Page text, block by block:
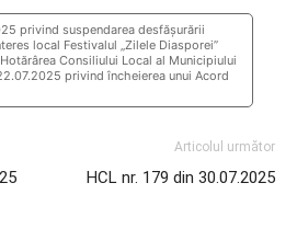
privind suspendarea desfășurării
local Festivalul „Zilele Diasporei”
Consiliului Local al Municipiului
privind încheierea unui Acord
Articolul următor
HCL nr. 179 din 30.07.2025